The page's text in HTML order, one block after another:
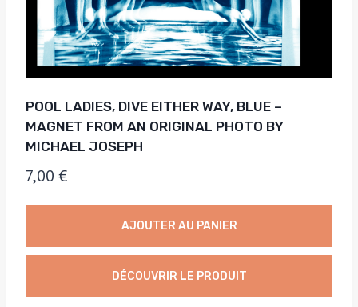
POOL LADIES, DIVE EITHER WAY, BLUE –
MAGNET FROM AN ORIGINAL PHOTO BY
MICHAEL JOSEPH
7,00 €
AJOUTER AU PANIER
DÉCOUVRIR LE PRODUIT